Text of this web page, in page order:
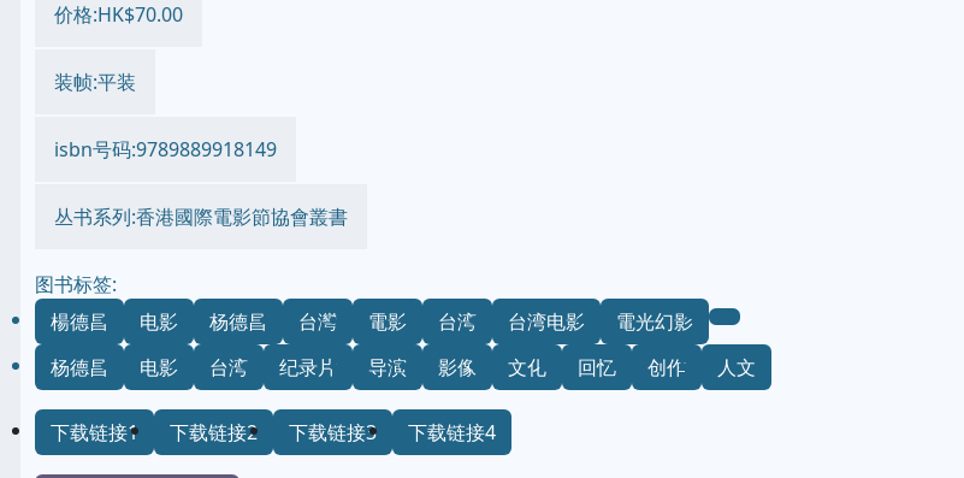
价格:HK$70.00
装帧:平装
isbn号码:9789889918149
丛书系列:香港國際電影節協會叢書
图书标签:
楊德昌
电影 杨德昌 台灣 電影 台湾 台湾电影
電光幻影
杨德昌
电影 台湾 纪录片 导演 影像 文化 回忆 创作 人文
下载链接1 下载链接2 下载链接3 下载链接4